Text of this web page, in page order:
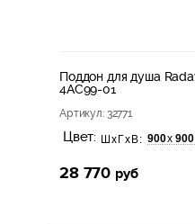
Поддон для душа
4AC99-01
Артикул: 32771
Цвет: ШхГхВ: 900х 900
28 770 руб